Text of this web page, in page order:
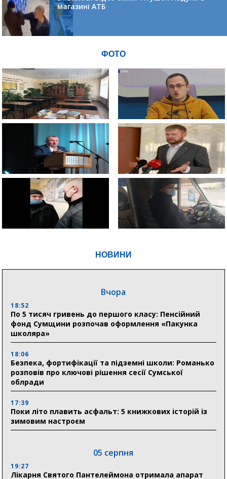
НОВИНИ
Вчора
18:52
По 5 тисяч гривень до першого класу: Пенсійний
фонд Сумщини розпочав оформлення «Пакунка
школяра»
18:06
Безпека, фортифікації та підземні школи: Романько
розповів про ключові рішення сесії Сумської
облради
17:39
Поки літо плавить асфальт: 5 книжкових історій із
зимовим настроєм
05 серпня
19:27
Лікарня Святого Пантелеймона отримала апарат
магазині АТБ
ФОТО